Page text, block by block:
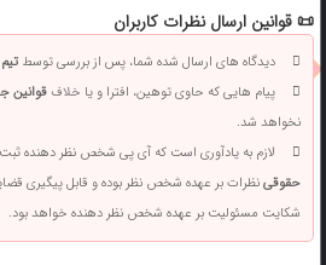
📜 قوانین ارسال نظرات کاربران
دیدگاه های ارسال شده شما، پس از بررسی توسطتیم
پیام هایی که حاوی توهین، افترا و یا خلافقوانین
نخواهد شد.
لازم به یادآوری است که آی پی شخص نظر دهنده
حقوقینظرات بر عهده شخص نظر بوده و قابل پیگیری
شکایت مسئولیت بر عهده شخص نظر دهنده خواهد بود.